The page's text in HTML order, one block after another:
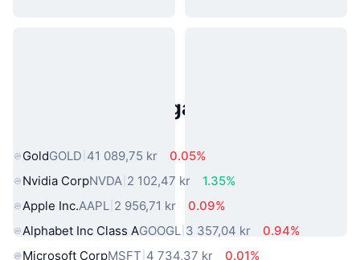
Populära tillgångar från den
GoldGOLD 41 089,75 kr
0.05%
Nvidia CorpNVDA 2 102,47 kr
1.35%
Apple Inc.AAPL 2 956,71 kr
0.09%
Alphabet Inc Class AGOOGL 3 357,04 kr
0.94%
Microsoft CorpMSFT 4 734,37 kr 0.01%